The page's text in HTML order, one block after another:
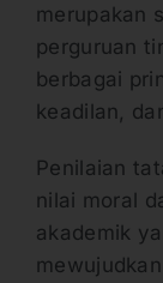
merupakan
perguruan
berbagai
keadilan,
Penilaian
nilai moral
akademik